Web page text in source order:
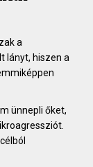
a
lányt, hiszen a
ünnepli őket,